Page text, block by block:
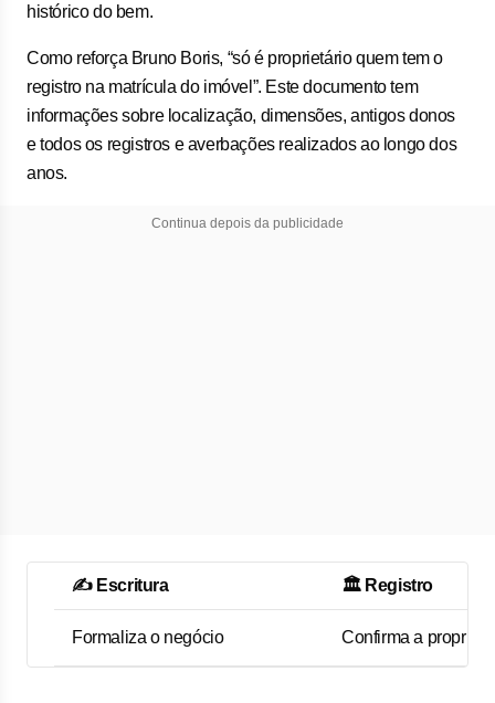
histórico do bem.
Como reforça Bruno Boris, “só é proprietário quem tem o
registro na matrícula do imóvel”. Este documento tem
informações sobre localização, dimensões, antigos donos
e todos os registros e averbações realizados ao longo dos
anos.
Continua depois da publicidade
✍️ Escritura 🏛️ Registro
Formaliza o negócio Confirma a